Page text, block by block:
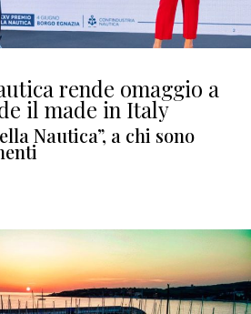
rende omaggio a
il made in Italy
Nautica”, a chi sono